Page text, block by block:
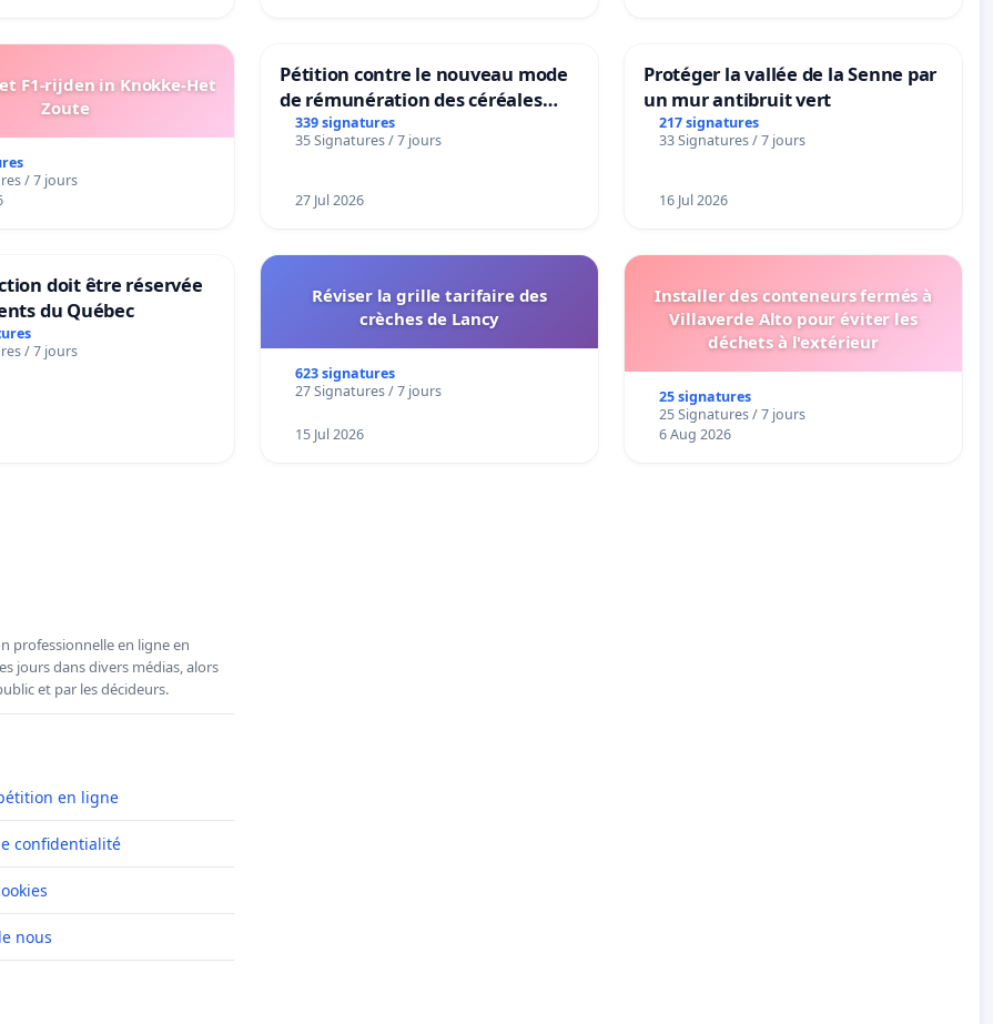
F1-rijden in Knokke-Het
Zoute
/ 7 jours
Pétition contre le nouveau mode
de rémunération des céréales
panifiables de Swiss granum basé
sur la teneur en protéines
339 signatures
35 Signatures / 7 jours
27 Jul 2026
Protéger la vallée de la Senne par
un mur antibruit vert
217 signatures
33 Signatures / 7 jours
16 Jul 2026
doit être réservée
du Québec
/ 7 jours
Réviser la grille tarifaire des
crèches de Lancy
623 signatures
27 Signatures / 7 jours
15 Jul 2026
Installer des conteneurs fermés à
Villaverde Alto pour éviter les
déchets à l'extérieur
25 signatures
25 Signatures / 7 jours
6 Aug 2026
professionnelle en ligne en
jours dans divers médias, alors
et par les décideurs.
en ligne
confidentialité
nous